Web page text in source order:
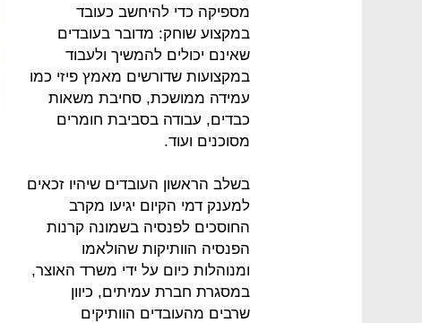
מספיקה כדי להיחשב כעובד
במקצוע שוחק: מדובר בעובדים
שאינם יכולים להמשיך ולעבוד
במקצועות שדורשים מאמץ פיזי כמו
עמידה ממושכת, סחיבת משאות
כבדים, עבודה בסביבת חומרים
מסוכנים ועוד.
בשלב הראשון העובדים שיהיו זכאים
למענק דמי הקיום יגיעו מקרב
החוסכים לפנסיה בשמונה קרנות
הפנסיה הוותיקות שהולאמו
ומנוהלות כיום על ידי משרד האוצר,
במסגרת חברת עמיתים, כיוון
שרבים מהעובדים הוותיקים